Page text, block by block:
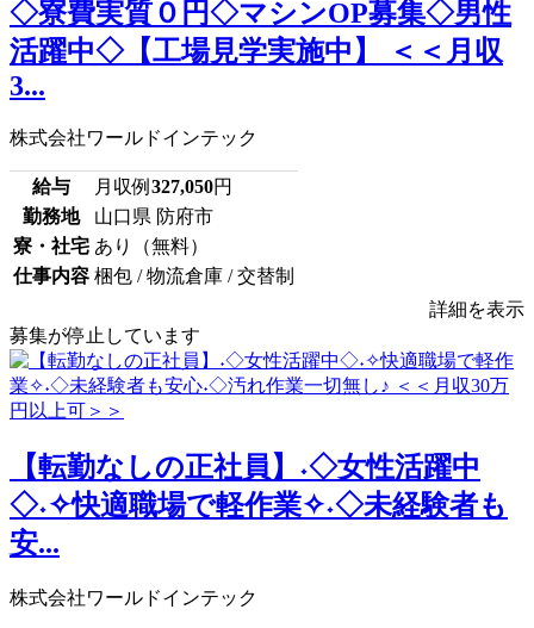
◇寮費実質０円◇マシンOP募集◇男性
活躍中◇【工場見学実施中】 ＜＜月収
3...
株式会社ワールドインテック
給与 月収例 327,050円
勤務地
山口県 防府市
寮・社宅 あり（無料）
仕事内容 梱包 / 物流倉庫 / 交替制
詳細を表示
募集が停止しています
【転勤なしの正社員】˖◇女性活躍中
◇˖✧快適職場で軽作業✧˖◇未経験者も
安...
株式会社ワールドインテック